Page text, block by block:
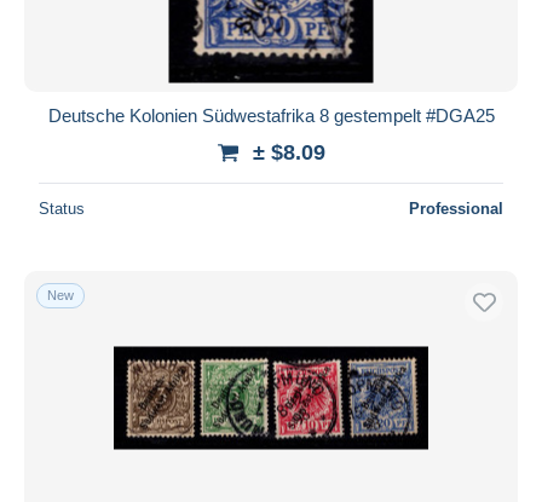
Deutsche Kolonien Südwestafrika 8 gestempelt #DGA25
± $8.09
Status Professional
New